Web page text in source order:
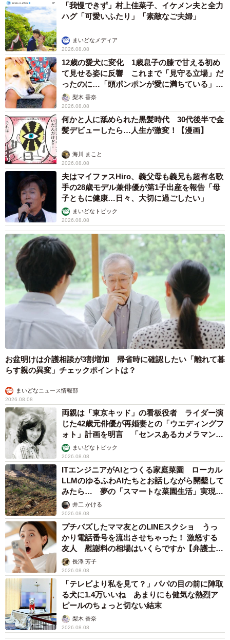
「我慢できず」村上佳菜子、イケメン夫と全力
ハグ「可愛いふたり」「素敵なご夫婦」
まいどなメディア
2026.08.08
12歳の愛犬に変化 1歳息子の膝で甘える初め
て見せる姿に反響 これまで「見守る立場」だ
ったのに…「頭ポンポンが愛に満ちている」
「尊…」
梨木 香奈
2026.08.08
何かと人に舐められた黒髪時代 30代後半で金
髪デビューしたら…人生が激変！【漫画】
海川 まこと
2026.08.08
夫はマイファスHiro、義父母も義兄も超有名歌
手の28歳モデル兼俳優が第1子出産を報告「母
子ともに健康…日々、大切に過ごしたい」
まいどなトピック
2026.08.08
お盆明けは介護相談が3割増加 帰省時に確認したい「離れて暮
らす親の異変」チェックポイントは？
まいどなニュース情報部
2026.08.08
両親は「東京キッド」の看板役者 ライダー演
じた42歳元俳優が再婚妻との「ウエディングフ
ォト」計画を明言 「センスあるカメラマン求
む」まいどなトピック
2026.08.08
ITエンジニアがAIとつくる家庭菜園 ローカル
LLMのゆるふわAIたちとお話しながら開墾して
みたら… 夢の「スマートな菜園生活」実現な
るか井二 かける
2026.08.08
プチバズしたママ友とのLINEスクショ うっ
かり電話番号を流出させちゃった！ 激怒する
友人 慰謝料の相場はいくらですか【弁護士が
解説】長澤 芳子
2026.08.08
「テレビより私を見て？」パパの目の前に陣取
る犬に1.4万いいね あまりにも健気な熱烈ア
ピールのちょっと切ない結末
梨木 香奈
2026.08.08